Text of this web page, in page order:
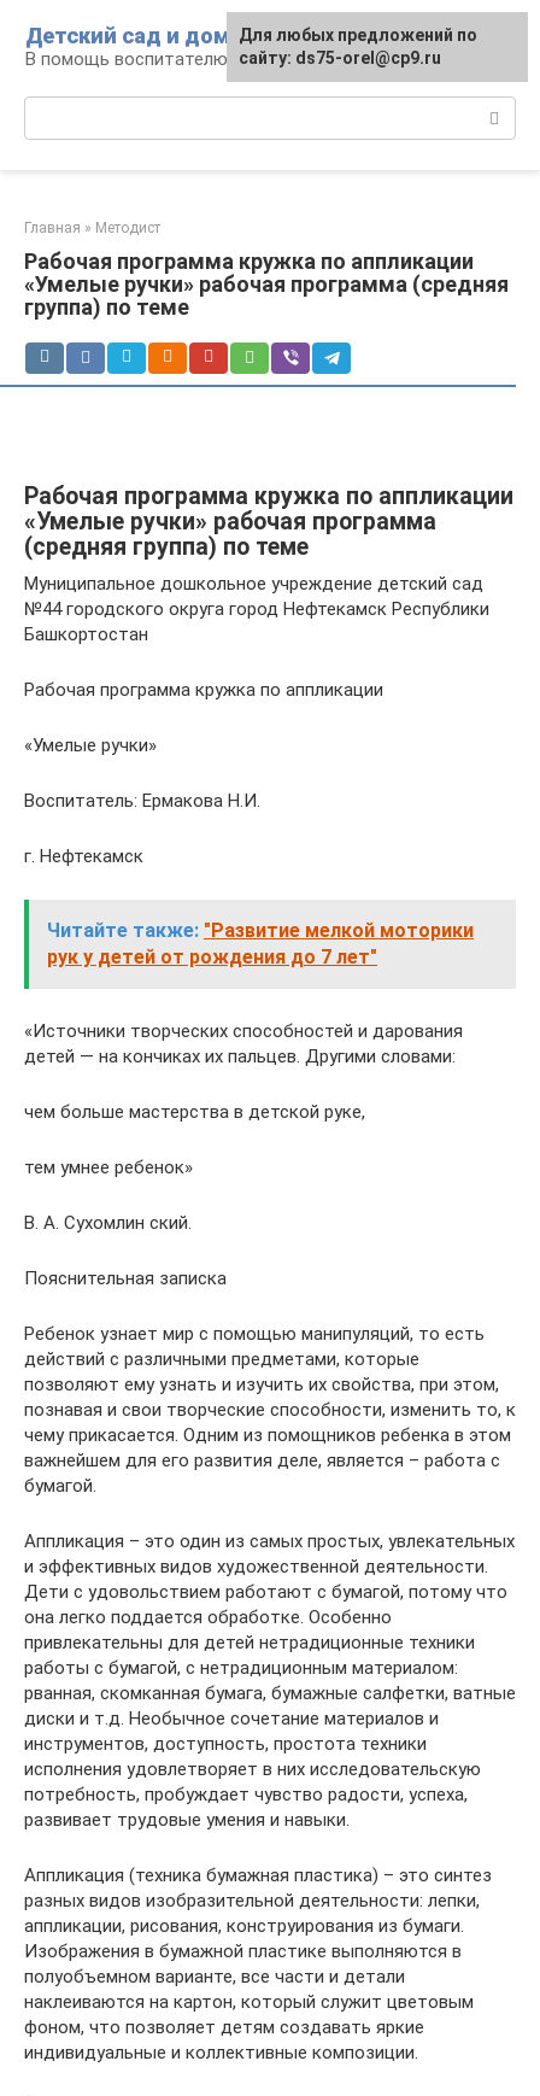
контенту
Детский сад и дом
В помощь воспитателю и родителям
Главная » Методист
Рабочая программа кружка по аппликации
«Умелые ручки» рабочая программа (средняя
группа) по теме
Рабочая программа кружка по аппликации
«Умелые ручки» рабочая программа
(средняя группа) по теме
Муниципальное дошкольное учреждение детский сад
№44 городского округа город Нефтекамск Республики
Башкортостан
Рабочая программа кружка по аппликации
«Умелые ручки»
Воспитатель: Ермакова Н.И.
г. Нефтекамск
Читайте также: "Развитие мелкой моторики
рук у детей от рождения до 7 лет"
«Источники творческих способностей и дарования
детей — на кончиках их пальцев. Другими словами:
чем больше мастерства в детской руке,
тем умнее ребенок»
В. А. Сухомлин ский.
Пояснительная записка
Ребенок узнает мир с помощью манипуляций, то есть
действий с различными предметами, которые
позволяют ему узнать и изучить их свойства, при этом,
познавая и свои творческие способности, изменить то, к
чему прикасается. Одним из помощников ребенка в этом
важнейшем для его развития деле, является – работа с
бумагой.
Аппликация – это один из самых простых, увлекательных
и эффективных видов художественной деятельности.
Дети с удовольствием работают с бумагой, потому что
она легко поддается обработке. Особенно
привлекательны для детей нетрадиционные техники
работы с бумагой, с нетрадиционным материалом:
рванная, скомканная бумага, бумажные салфетки, ватные
диски и т.д. Необычное сочетание материалов и
инструментов, доступность, простота техники
исполнения удовлетворяет в них исследовательскую
потребность, пробуждает чувство радости, успеха,
развивает трудовые умения и навыки.
Аппликация (техника бумажная пластика) – это синтез
разных видов изобразительной деятельности: лепки,
аппликации, рисования, конструирования из бумаги.
Изображения в бумажной пластике выполняются в
полуобъемном варианте, все части и детали
наклеиваются на картон, который служит цветовым
фоном, что позволяет детям создавать яркие
индивидуальные и коллективные композиции.
Для любых предложений по
сайту: ds75-orel@cp9.ru